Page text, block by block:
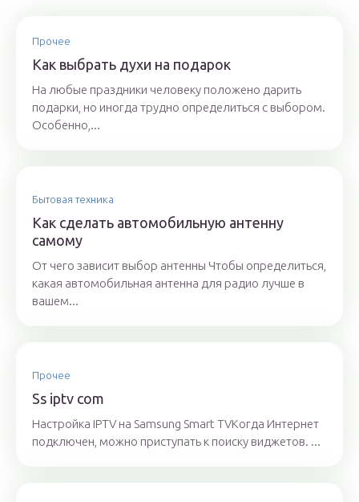
Прочее
Как выбрать духи на подарок
На любые праздники человеку положено дарить
подарки, но иногда трудно определиться с выбором.
Особенно,...
Бытовая техника
Как сделать автомобильную антенну
самому
От чего зависит выбор антенны Чтобы определиться,
какая автомобильная антенна для радио лучше в
вашем...
Прочее
Ss iptv com
Настройка IPTV на Samsung Smart TVКогда Интернет
подключен, можно приступать к поиску виджетов. ...